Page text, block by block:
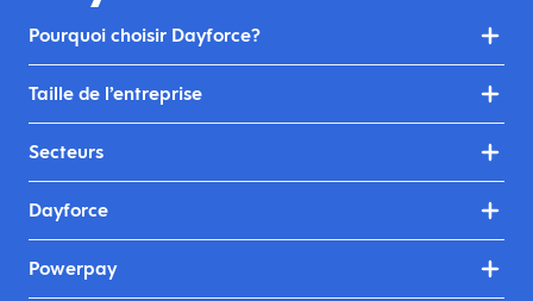
Pourquoi choisir Dayforce?
Taille de l’entreprise
Secteurs
Dayforce
Powerpay